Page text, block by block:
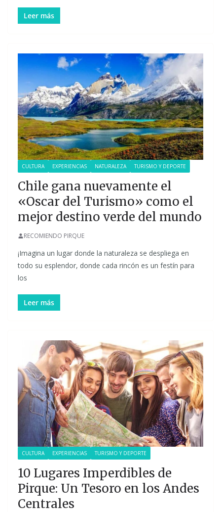
Leer más
CULTURA EXPERIENCIAS NATURALEZA TURISMO Y DEPORTE
Chile gana nuevamente el
«Oscar del Turismo» como el
mejor destino verde del mundo
RECOMIENDO PIRQUE
¡Imagina un lugar donde la naturaleza se despliega en
todo su esplendor, donde cada rincón es un festín para
los
Leer más
CULTURA EXPERIENCIAS TURISMO Y DEPORTE
10 Lugares Imperdibles de
Pirque: Un Tesoro en los Andes
Centrales